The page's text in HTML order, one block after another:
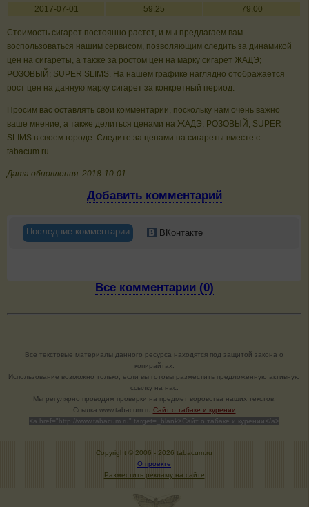
2017-07-01
59.25 79.00
Стоимость сигарет постоянно растет, и мы предлагаем вам
воспользоваться нашим сервисом, позволяющим следить за динамикой
цен на сигареты, а также за ростом цен на марку сигарет ЖАДЭ;
РОЗОВЫЙ; SUPER SLIMS. На нашем графике наглядно отображается
рост цен на данную марку сигарет за конкретный период.
Просим вас оставлять свои комментарии, поскольку нам очень важно
ваше мнение, а также делиться ценами на ЖАДЭ; РОЗОВЫЙ; SUPER
SLIMS в своем городе. Следите за ценами на сигареты вместе с
tabacum.ru
Дата обновления: 2018-10-01
Добавить комментарий
Последние комментарии ВКонтакте
Все комментарии (0)
Все текстовые материалы данного ресурса находятся под защитой закона о
копирайтах.
Использование возможно только, если вы готовы разместить предложенную активную
ссылку на нас.
Мы регулярно проводим проверки на предмет воровства наших текстов.
Cсылка www.tabacum.ru Сайт о табаке и курении
<a href="http://www.tabacum.ru" target=_blank>Сайт о табаке и курении</a>
Copyright © 2006 - 2026 tabacum.ru
О проекте
Разместить рекламу на сайте